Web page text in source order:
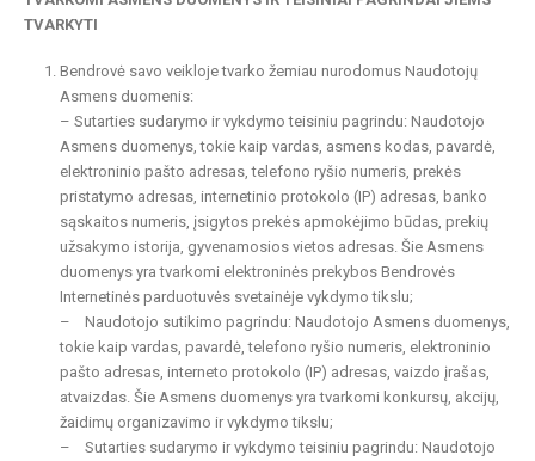
TVARKYTI
Bendrovė savo veikloje tvarko žemiau nurodomus Naudotojų
Asmens duomenis:
– Sutarties sudarymo ir vykdymo teisiniu pagrindu: Naudotojo
Asmens duomenys, tokie kaip vardas, asmens kodas, pavardė,
elektroninio pašto adresas, telefono ryšio numeris, prekės
pristatymo adresas, internetinio protokolo (IP) adresas, banko
sąskaitos numeris, įsigytos prekės apmokėjimo būdas, prekių
užsakymo istorija, gyvenamosios vietos adresas. Šie Asmens
duomenys yra tvarkomi elektroninės prekybos Bendrovės
Internetinės parduotuvės svetainėje vykdymo tikslu;
– Naudotojo sutikimo pagrindu: Naudotojo Asmens duomenys,
tokie kaip vardas, pavardė, telefono ryšio numeris, elektroninio
pašto adresas, interneto protokolo (IP) adresas, vaizdo įrašas,
atvaizdas. Šie Asmens duomenys yra tvarkomi konkursų, akcijų,
žaidimų organizavimo ir vykdymo tikslu;
– Sutarties sudarymo ir vykdymo teisiniu pagrindu: Naudotojo